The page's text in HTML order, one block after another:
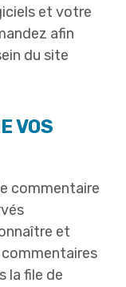
et votre
afin
du site
VOS
commentaire
et
la file de